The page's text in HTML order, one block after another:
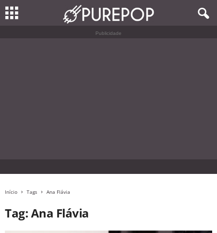
Publicidade
Início Tags Ana Flávia
Tag: Ana Flávia